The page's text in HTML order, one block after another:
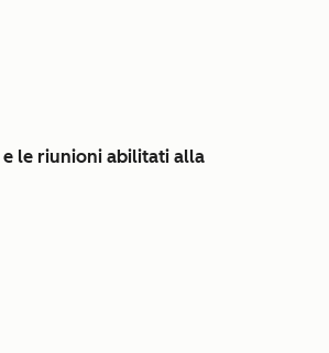
le riunioni abilitati alla